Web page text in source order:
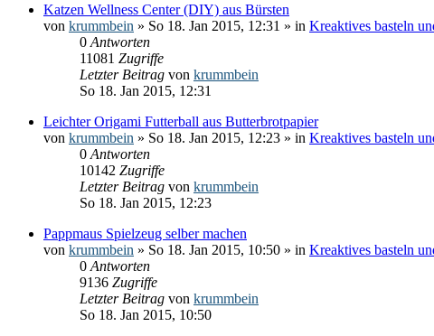
Katzen Wellness Center (DIY) aus Bürsten
von krummbein » So 18. Jan 2015, 12:31 » in Kreaktives basteln
0 Antworten
11081 Zugriffe
Letzter Beitrag von krummbein
So 18. Jan 2015, 12:31
Leichter Origami Futterball aus Butterbrotpapier
von krummbein » So 18. Jan 2015, 12:23 » in Kreaktives basteln
0 Antworten
10142 Zugriffe
Letzter Beitrag von krummbein
So 18. Jan 2015, 12:23
Pappmaus Spielzeug selber machen
von krummbein » So 18. Jan 2015, 10:50 » in Kreaktives basteln
0 Antworten
9136 Zugriffe
Letzter Beitrag von krummbein
So 18. Jan 2015, 10:50